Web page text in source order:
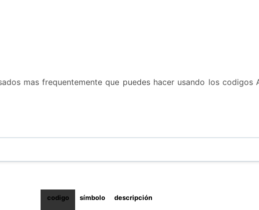
mas frequentemente que puedes hacer usando los codigos
codigo símbolo descripción